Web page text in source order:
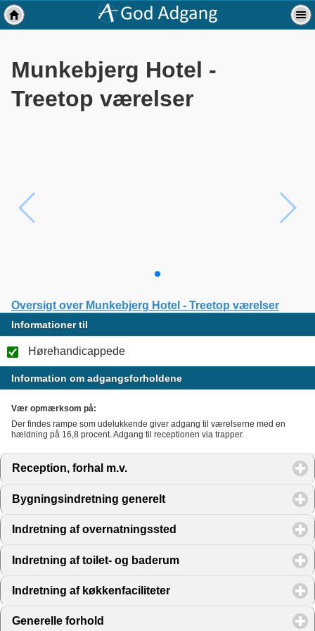
Munkebjerg Hotel -
Treetop værelser
Oversigt over Munkebjerg Hotel - Treetop værelser
Informationer til
Hørehandicappede
Information om adgangsforholdene
Vær opmærksom på:
Der findes rampe som udelukkende giver adgang til værelserne med en
hældning på 16,8 procent. Adgang til receptionen via trapper.
Reception, forhal m.v.
Bygningsindretning generelt click to expand contents
Indretning af overnatningssted click to expand contents
Indretning af toilet- og baderum click to expand contents
Indretning af køkkenfaciliteter click to expand contents
Generelle forhold